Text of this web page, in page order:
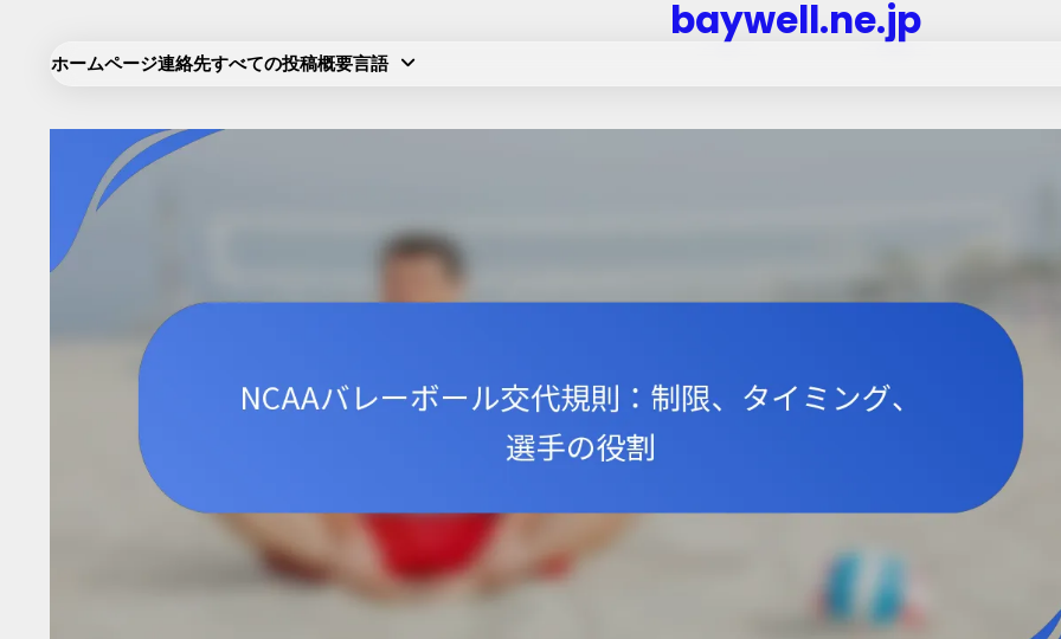
content
baywell.ne.jp
ホームページ連絡先すべての投稿概要言語